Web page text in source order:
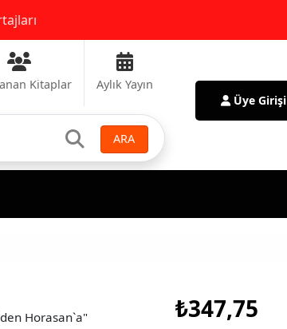
Kitaplar Aylık Yayın
ARA
Üye Girişi
Horasan`a" ₺347,75